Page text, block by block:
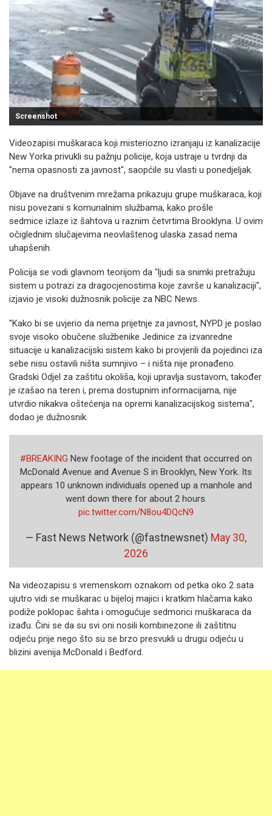
Screenshot
Videozapisi muškaraca koji misteriozno izranjaju iz kanalizacije
New Yorka privukli su pažnju policije, koja ustraje u tvrdnji da
"nema opasnosti za javnost", saopćile su vlasti u ponedjeljak.
Objave na društvenim mrežama prikazuju grupe muškaraca, koji
nisu povezani s komunalnim službama, kako prošle
sedmice izlaze iz šahtova u raznim četvrtima Brooklyna. U ovim
očiglednim slučajevima neovlaštenog ulaska zasad nema
uhapšenih.
Policija se vodi glavnom teorijom da "ljudi sa snimki pretražuju
sistem u potrazi za dragocjenostima koje završe u kanalizaciji",
izjavio je visoki dužnosnik policije za NBC News.
"Kako bi se uvjerio da nema prijetnje za javnost, NYPD je poslao
svoje visoko obučene službenike Jedinice za izvanredne
situacije u kanalizacijski sistem kako bi provjerili da pojedinci iza
sebe nisu ostavili ništa sumnjivo – i ništa nije pronađeno.
Gradski Odjel za zaštitu okoliša, koji upravlja sustavom, također
je izašao na teren i, prema dostupnim informacijama, nije
utvrdio nikakva oštećenja na opremi kanalizacijskog sistema",
dodao je dužnosnik.
#BREAKING New footage of the incident that occurred on
McDonald Avenue and Avenue S in Brooklyn, New York. Its
appears 10 unknown individuals opened up a manhole and
went down there for about 2 hours.
pic.twitter.com/N8ou4DQcN9
— Fast News Network (@fastnewsnet) May 30,
2026
Na videozapisu s vremenskom oznakom od petka oko 2 sata
ujutro vidi se muškarac u bijeloj majici i kratkim hlačama kako
podiže poklopac šahta i omogućuje sedmorici muškaraca da
izađu. Čini se da su svi oni nosili kombinezone ili zaštitnu
odjeću prije nego što su se brzo presvukli u drugu odjeću u
blizini avenija McDonald i Bedford.